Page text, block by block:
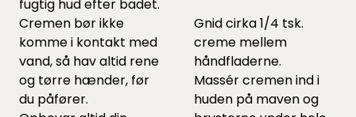
fugtig hud efter badet.
Cremen bør ikke
komme i kontakt med
vand, så hav altid rene
og tørre hænder, før
du påfører.
Gnid cirka 1/4 tsk.
creme mellem
håndfladerne.
Massér cremen ind i
huden på maven og